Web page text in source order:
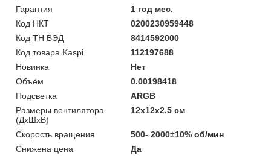
Гарантия
1 год мес.
Код НКТ
0200230959448
Код ТН ВЭД
8414592000
Код товара Kaspi
112197688
Новинка
Нет
Объём
0.00198418
Подсветка
ARGB
Размеры вентилятора
(ДхШхВ)
12х12х2.5 см
Скорость вращения
500- 2000±10% об/мин
Снижена цена
Да